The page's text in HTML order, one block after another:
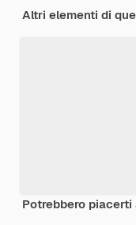
Altri elementi di
Potrebbero